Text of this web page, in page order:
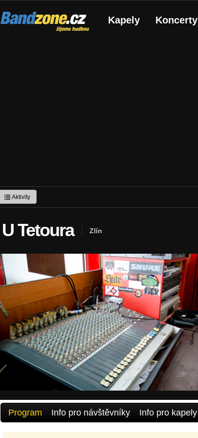
Bandzone.cz
žijeme hudbou Kapely Koncerty
Aktivity
U Tetoura Zlín
Program Info pro návštěvníky Info pro kapely